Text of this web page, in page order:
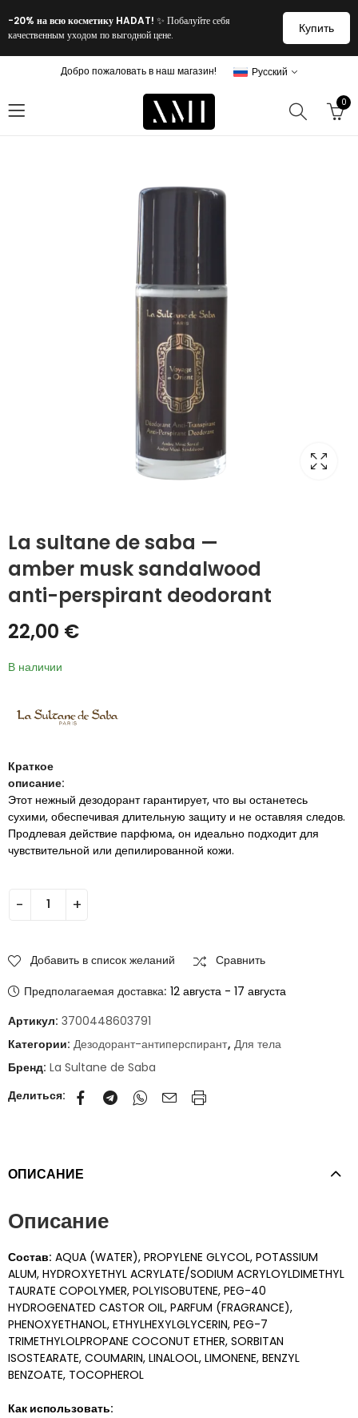
-20% на всю косметику HADAT! ✨ Побалуйте себя
качественным уходом по выгодной цене.
Купить
Добро пожаловать в наш магазин! Русский
0
La sultane de saba —
amber musk sandalwood
anti-perspirant deodorant
22,00 €
В наличии
Краткое
описание:
Этот нежный дезодорант гарантирует, что вы останетесь
сухими, обеспечивая длительную защиту и не оставляя следов.
Продлевая действие парфюма, он идеально подходит для
чувствительной или депилированной кожи.
Добавить в список желаний
Сравнить
Предполагаемая доставка: 12 августа - 17 августа
Артикул: 3700448603791
Категории: Дезодорант-антиперспирант, Для тела
Бренд: La Sultane de Saba
Делиться:
ОПИСАНИЕ
Описание
Состав: AQUA (WATER), PROPYLENE GLYCOL, POTASSIUM
ALUM, HYDROXYETHYL ACRYLATE/SODIUM ACRYLOYLDIMETHYL
TAURATE COPOLYMER, POLYISOBUTENE, PEG-40
HYDROGENATED CASTOR OIL, PARFUM (FRAGRANCE),
PHENOXYETHANOL, ETHYLHEXYLGLYCERIN, PEG-7
TRIMETHYLOLPROPANE COCONUT ETHER, SORBITAN
ISOSTEARATE, COUMARIN, LINALOOL, LIMONENE, BENZYL
BENZOATE, TOCOPHEROL
Как использовать: